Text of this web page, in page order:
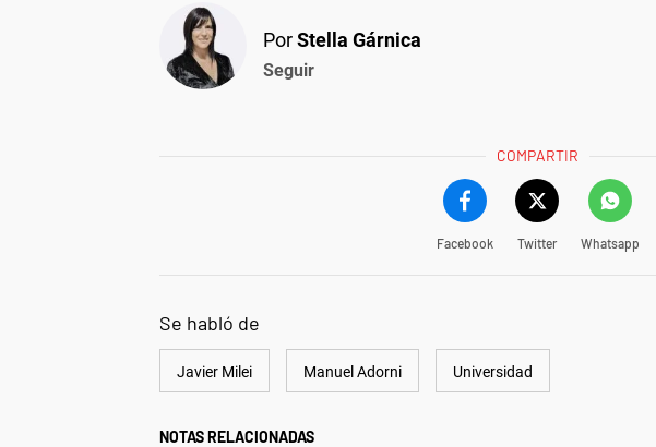
PorStella Gárnica
Seguir
COMPARTIR
Facebook Twitter Whatsapp
Se habló de
Javier Milei Manuel Adorni Universidad
NOTAS RELACIONADAS